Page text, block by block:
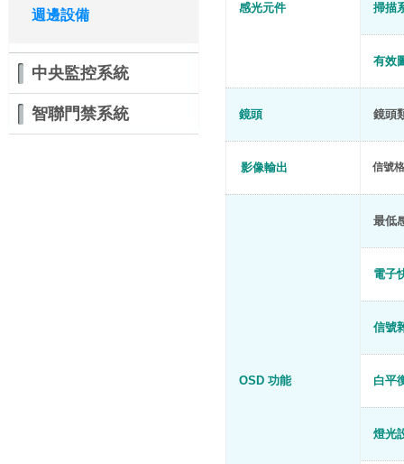
週邊設備
中央監控系統
智聯門禁系統
感光元件 掃描
有效
鏡頭 鏡頭
影像輸出 信號
OSD 功能
最低
電子
信號
白平
燈光